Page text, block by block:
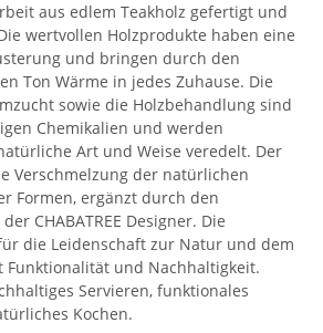
aus edlem Teakholz gefertigt und
wertvollen Holzprodukte haben eine
und bringen durch den
Ton Wärme in jedes Zuhause. Die
sowie die Holzbehandlung sind
Chemikalien und werden
Art und Weise veredelt. Der
Verschmelzung der natürlichen
Formen, ergänzt durch den
CHABATREE Designer. Die
die Leidenschaft zur Natur und dem
Funktionalität und Nachhaltigkeit.
Servieren, funktionales
Kochen.